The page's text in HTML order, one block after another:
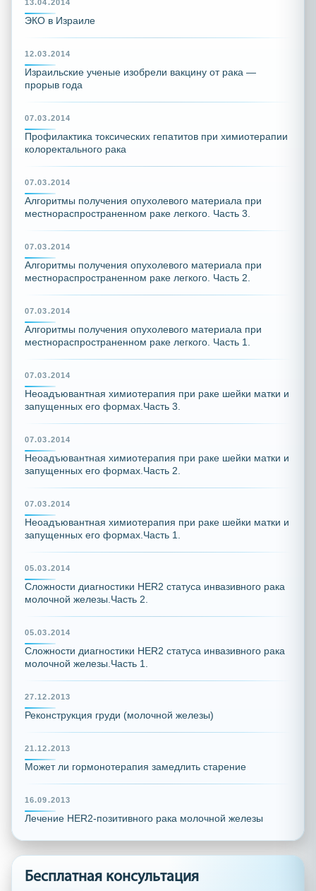
13.04.2014
ЭКО в Израиле
12.03.2014
Израильские ученые изобрели вакцину от рака —
прорыв года
07.03.2014
Профилактика токсических гепатитов при химиотерапии
колоректального рака
07.03.2014
Алгоритмы получения опухолевого материала при
местнораспространенном раке легкого. Часть 3.
07.03.2014
Алгоритмы получения опухолевого материала при
местнораспространенном раке легкого. Часть 2.
07.03.2014
Алгоритмы получения опухолевого материала при
местнораспространенном раке легкого. Часть 1.
07.03.2014
Неоадъювантная химиотерапия при раке шейки матки и
запущенных его формах.Часть 3.
07.03.2014
Неоадъювантная химиотерапия при раке шейки матки и
запущенных его формах.Часть 2.
07.03.2014
Неоадъювантная химиотерапия при раке шейки матки и
запущенных его формах.Часть 1.
05.03.2014
Сложности диагностики HER2 статуса инвазивного рака
молочной железы.Часть 2.
05.03.2014
Сложности диагностики HER2 статуса инвазивного рака
молочной железы.Часть 1.
27.12.2013
Реконструкция груди (молочной железы)
21.12.2013
Может ли гормонотерапия замедлить старение
16.09.2013
Лечение HER2-позитивного рака молочной железы
Бесплатная консультация